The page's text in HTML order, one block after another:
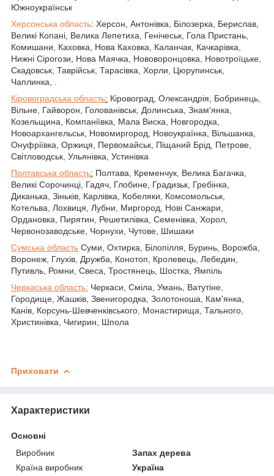
Южноукраїнськ
Херсонська область: Херсон, Антонівка, Білозерка, Берислав,
Великі Копані, Велика Лепетиха, Генічеськ, Гола Пристань,
Комишани, Каховка, Нова Каховка, Каланчак, Качкарівка,
Нижні Сірогози, Нова Маячка, Нововоронцовка, Новотроїцьке,
Скадовськ, Таврійськ, Тарасівка, Хорли, Цюрупинськ,
Чаплинка, .
Кіровоградська область: Кіровоград, Олександрія, Бобринець,
Вільне, Гайворон, Голованівськ, Долинська, Знам'янка,
Козельщина, Компаніївка, Мала Виска, Новгородка,
Новоархангельськ, Новомиргород, Новоукраїнка, Вільшанка,
Онуфріївка, Оржиця, Первомайськ, Піщаний Брід, Петрове,
Світловодськ, Ульянівка, Устинівка
Полтавська область: Полтава, Кременчук, Велика Багачка,
Великі Сорочинці, Гадяч, Глобине, Градизьк, Гребінка,
Диканька, Зіньків, Карлівка, Кобеляки, Комсомольськ,
Котельва, Лохвиця, Лубни, Миргород, Нові Санжари,
Ордановка, Пирятин, Решетилівка, Семенівка, Хорол,
Червонозаводське, Чорнухи, Чутове, Шишаки
Сумська область Суми, Охтирка, Білопілля, Буринь, Ворожба,
Воронеж, Глухів, Дружба, Конотоп, Кролевець, Лебедин,
Путивль, Ромни, Свеса, Тростянець, Шостка, Ямпіль
Черкаська область: Черкаси, Сміла, Умань, Ватутіне,
Городище, Жашків, Звенигородка, Золотоноша, Кам'янка,
Канів, Корсунь-Шевченківського, Монастирища, Тального,
Христинівка, Чигирин, Шпола
Приховати
Характеристики
Основні
Виробник
Запах дерева
Країна виробник
Україна